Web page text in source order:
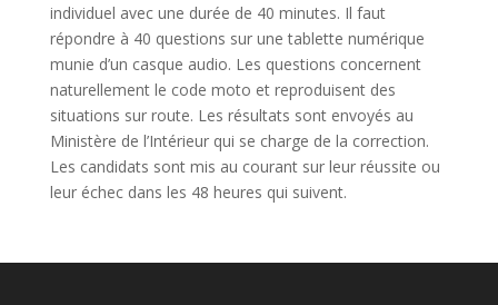
individuel avec une durée de 40 minutes. Il faut
répondre à 40 questions sur une tablette numérique
munie d’un casque audio. Les questions concernent
naturellement le code moto et reproduisent des
situations sur route. Les résultats sont envoyés au
Ministère de l’Intérieur qui se charge de la correction.
Les candidats sont mis au courant sur leur réussite ou
leur échec dans les 48 heures qui suivent.